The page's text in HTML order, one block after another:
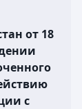
от 18
с